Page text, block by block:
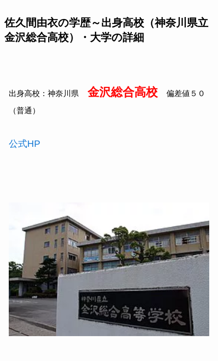
佐久間由衣の学歴～出身高校（神奈川県立
金沢総合高校）・大学の詳細
出身高校：神奈川県 金沢総合高校 偏差値５０
（普通）
公式HP